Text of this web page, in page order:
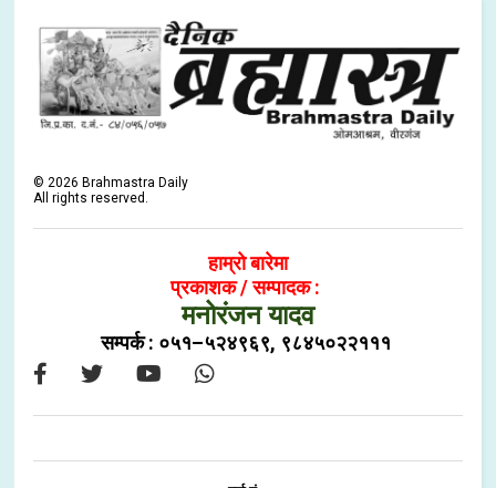
©2026 Brahmastra Daily
All rights reserved.
हाम्रो बारेमा
प्रकाशक / सम्पादक :
मनोरंजन यादव
सम्पर्क : ०५१–५२४९६९, ९८४५०२२१११